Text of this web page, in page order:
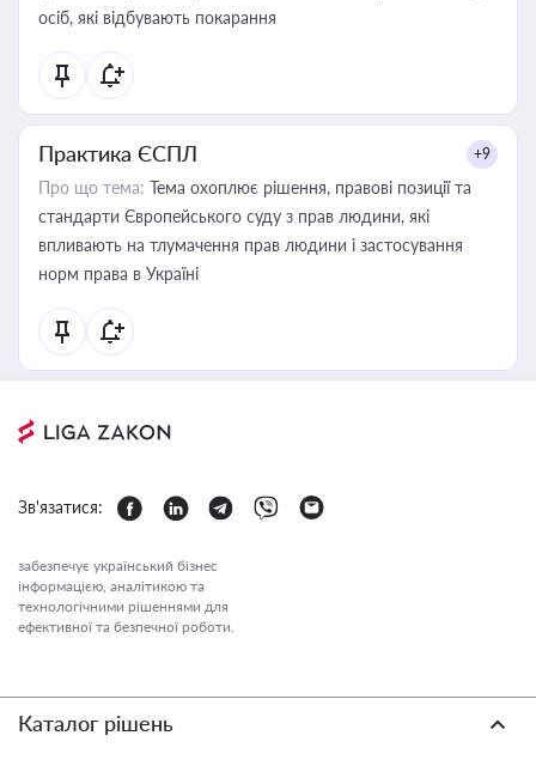
осіб, які відбувають покарання
Практика ЄСПЛ +9
Про що тема: Тема охоплює рішення, правові позиції та
стандарти Європейського суду з прав людини, які
впливають на тлумачення прав людини і застосування
норм права в Україні
Зв'язатися:
забезпечує український бізнес
інформацією, аналітикою та
технологічними рішеннями для
ефективної та безпечної роботи.
Каталог рішень